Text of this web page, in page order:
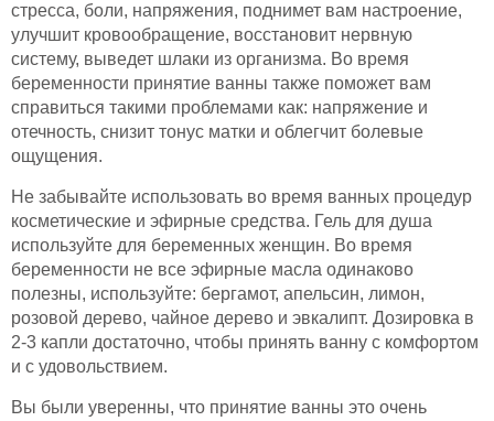
стресса, боли, напряжения, поднимет вам настроение,
улучшит кровообращение, восстановит нервную
систему, выведет шлаки из организма. Во время
беременности принятие ванны также поможет вам
справиться такими проблемами как: напряжение и
отечность, снизит тонус матки и облегчит болевые
ощущения.
Не забывайте использовать во время ванных процедур
косметические и эфирные средства. Гель для душа
используйте для беременных женщин. Во время
беременности не все эфирные масла одинаково
полезны, используйте: бергамот, апельсин, лимон,
розовой дерево, чайное дерево и эвкалипт. Дозировка в
2-3 капли достаточно, чтобы принять ванну с комфортом
и с удовольствием.
Вы были уверенны, что принятие ванны это очень